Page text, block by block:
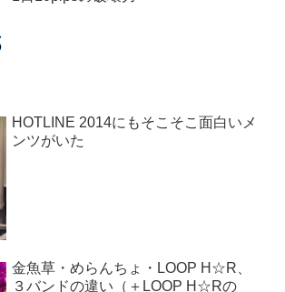
HOTLINE 2014にもそこそこ面白いメ
ンツがいた
金魚草・めらんちょ・LOOP H☆R、
３バンドの違い（＋LOOP H☆Rの